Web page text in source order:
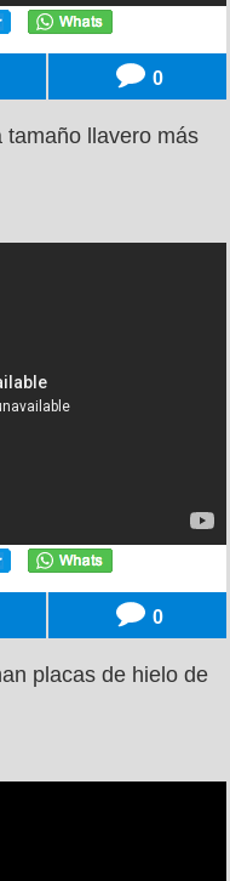
0
tamaño llavero más
0
placas de hielo de